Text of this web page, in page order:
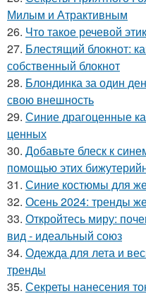
Милым и Атрактивным
26. Что такое речевой
27. Блестящий блокнот:
собственный блокнот
28. Блондинка за один
свою внешность
29. Синие драгоценные
ценных
30. Добавьте блеск к
помощью этих
31. Синие костюмы для
32. Осень 2024: тренды
33. Откройтесь миру:
вид - идеальный союз
34. Одежда для лета и
тренды
35. Секреты нанесения